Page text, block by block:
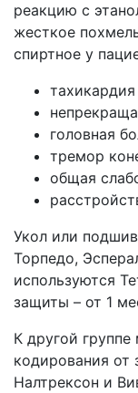
реакцию с
жесткое
спиртное у
головная
тремор
общая
Укол или
Торпедо,
используются
защиты – от 1
К другой
кодирования от
Налтрексон и